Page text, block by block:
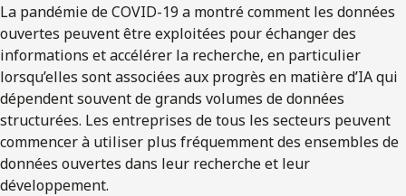
La pandémie de COVID-19 a montré comment les données
ouvertes peuvent être exploitées pour échanger des
informations et accélérer la recherche, en particulier
lorsqu’elles sont associées aux progrès en matière d’IA qui
dépendent souvent de grands volumes de données
structurées. Les entreprises de tous les secteurs peuvent
commencer à utiliser plus fréquemment des ensembles de
données ouvertes dans leur recherche et leur
développement.